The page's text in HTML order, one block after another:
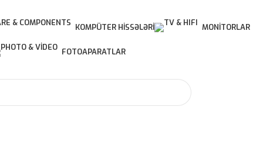
KOMPÜTER HISSƏLƏRI MONITORLAR
FOTOAPARATLAR